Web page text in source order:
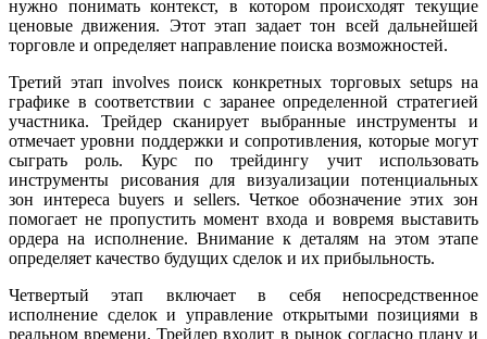
нужно понимать контекст, в котором происходят текущие
ценовые движения. Этот этап задает тон всей дальнейшей
торговле и определяет направление поиска возможностей.
Третий этап involves поиск конкретных торговых setups на
графике в соответствии с заранее определенной стратегией
участника. Трейдер сканирует выбранные инструменты и
отмечает уровни поддержки и сопротивления, которые могут
сыграть роль. Курс по трейдингу учит использовать
инструменты рисования для визуализации потенциальных
зон интереса buyers и sellers. Четкое обозначение этих зон
помогает не пропустить момент входа и вовремя выставить
ордера на исполнение. Внимание к деталям на этом этапе
определяет качество будущих сделок и их прибыльность.
Четвертый этап включает в себя непосредственное
исполнение сделок и управление открытыми позициями в
реальном времени. Трейдер входит в рынок согласно плану и